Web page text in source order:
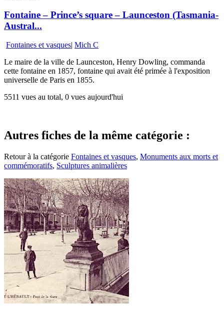
Fontaine – Prince’s square – Launceston (Tasmania-
Austral...
Fontaines et vasques| Mich C
Le maire de la ville de Launceston, Henry Dowling, commanda
cette fontaine en 1857, fontaine qui avait été primée à l'exposition
universelle de Paris en 1855.
5511 vues au total, 0 vues aujourd'hui
Autres fiches de la même catégorie :
Retour à la catégorie Fontaines et vasques, Monuments aux morts et
commémoratifs, Sculptures animalières